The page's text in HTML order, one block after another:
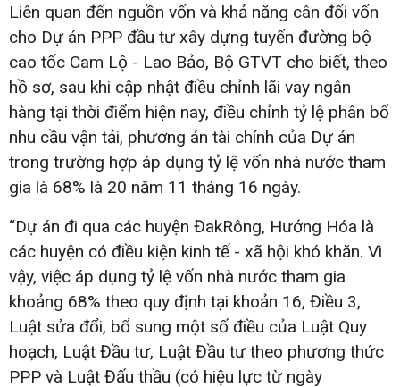
Liên quan đến nguồn vốn và khả năng cân đối vốn
cho Dự án PPP đầu tư xây dựng tuyến đường bộ
cao tốc Cam Lộ - Lao Bảo, Bộ GTVT cho biết, theo
hồ sơ, sau khi cập nhật điều chỉnh lãi vay ngân
hàng tại thời điểm hiện nay, điều chỉnh tỷ lệ phân bổ
nhu cầu vận tải, phương án tài chính của Dự án
trong trường hợp áp dụng tỷ lệ vốn nhà nước tham
gia là 68% là 20 năm 11 tháng 16 ngày.
“Dự án đi qua các huyện ĐakRông, Hướng Hóa là
các huyện có điều kiện kinh tế - xã hội khó khăn. Vì
vậy, việc áp dụng tỷ lệ vốn nhà nước tham gia
khoảng 68% theo quy định tại khoản 16, Điều 3,
Luật sửa đổi, bổ sung một số điều của Luật Quy
hoạch, Luật Đầu tư, Luật Đầu tư theo phương thức
PPP và Luật Đấu thầu (có hiệu lực từ ngày